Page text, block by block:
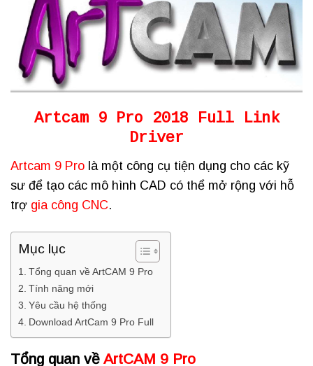
Artcam 9 Pro 2018 Full Link
Driver
Artcam 9 Pro là một công cụ tiện dụng cho các kỹ
sư để tạo các mô hình CAD có thể mở rộng với hỗ
trợ gia công CNC.
Mục lục
Tổng quan về ArtCAM 9 Pro
Tính năng mới
Yêu cầu hệ thống
Download ArtCam 9 Pro Full
Tổng quan về ArtCAM 9 Pro